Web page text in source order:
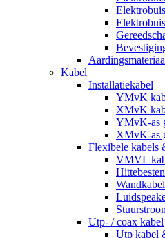
Kabel
Installatiekabel
YMvK
XMvK
YMvK-as
XMvK-as
Flexibele kabels
VMVL
Wandkabel
Utp- / coax kabel
Utp kabel